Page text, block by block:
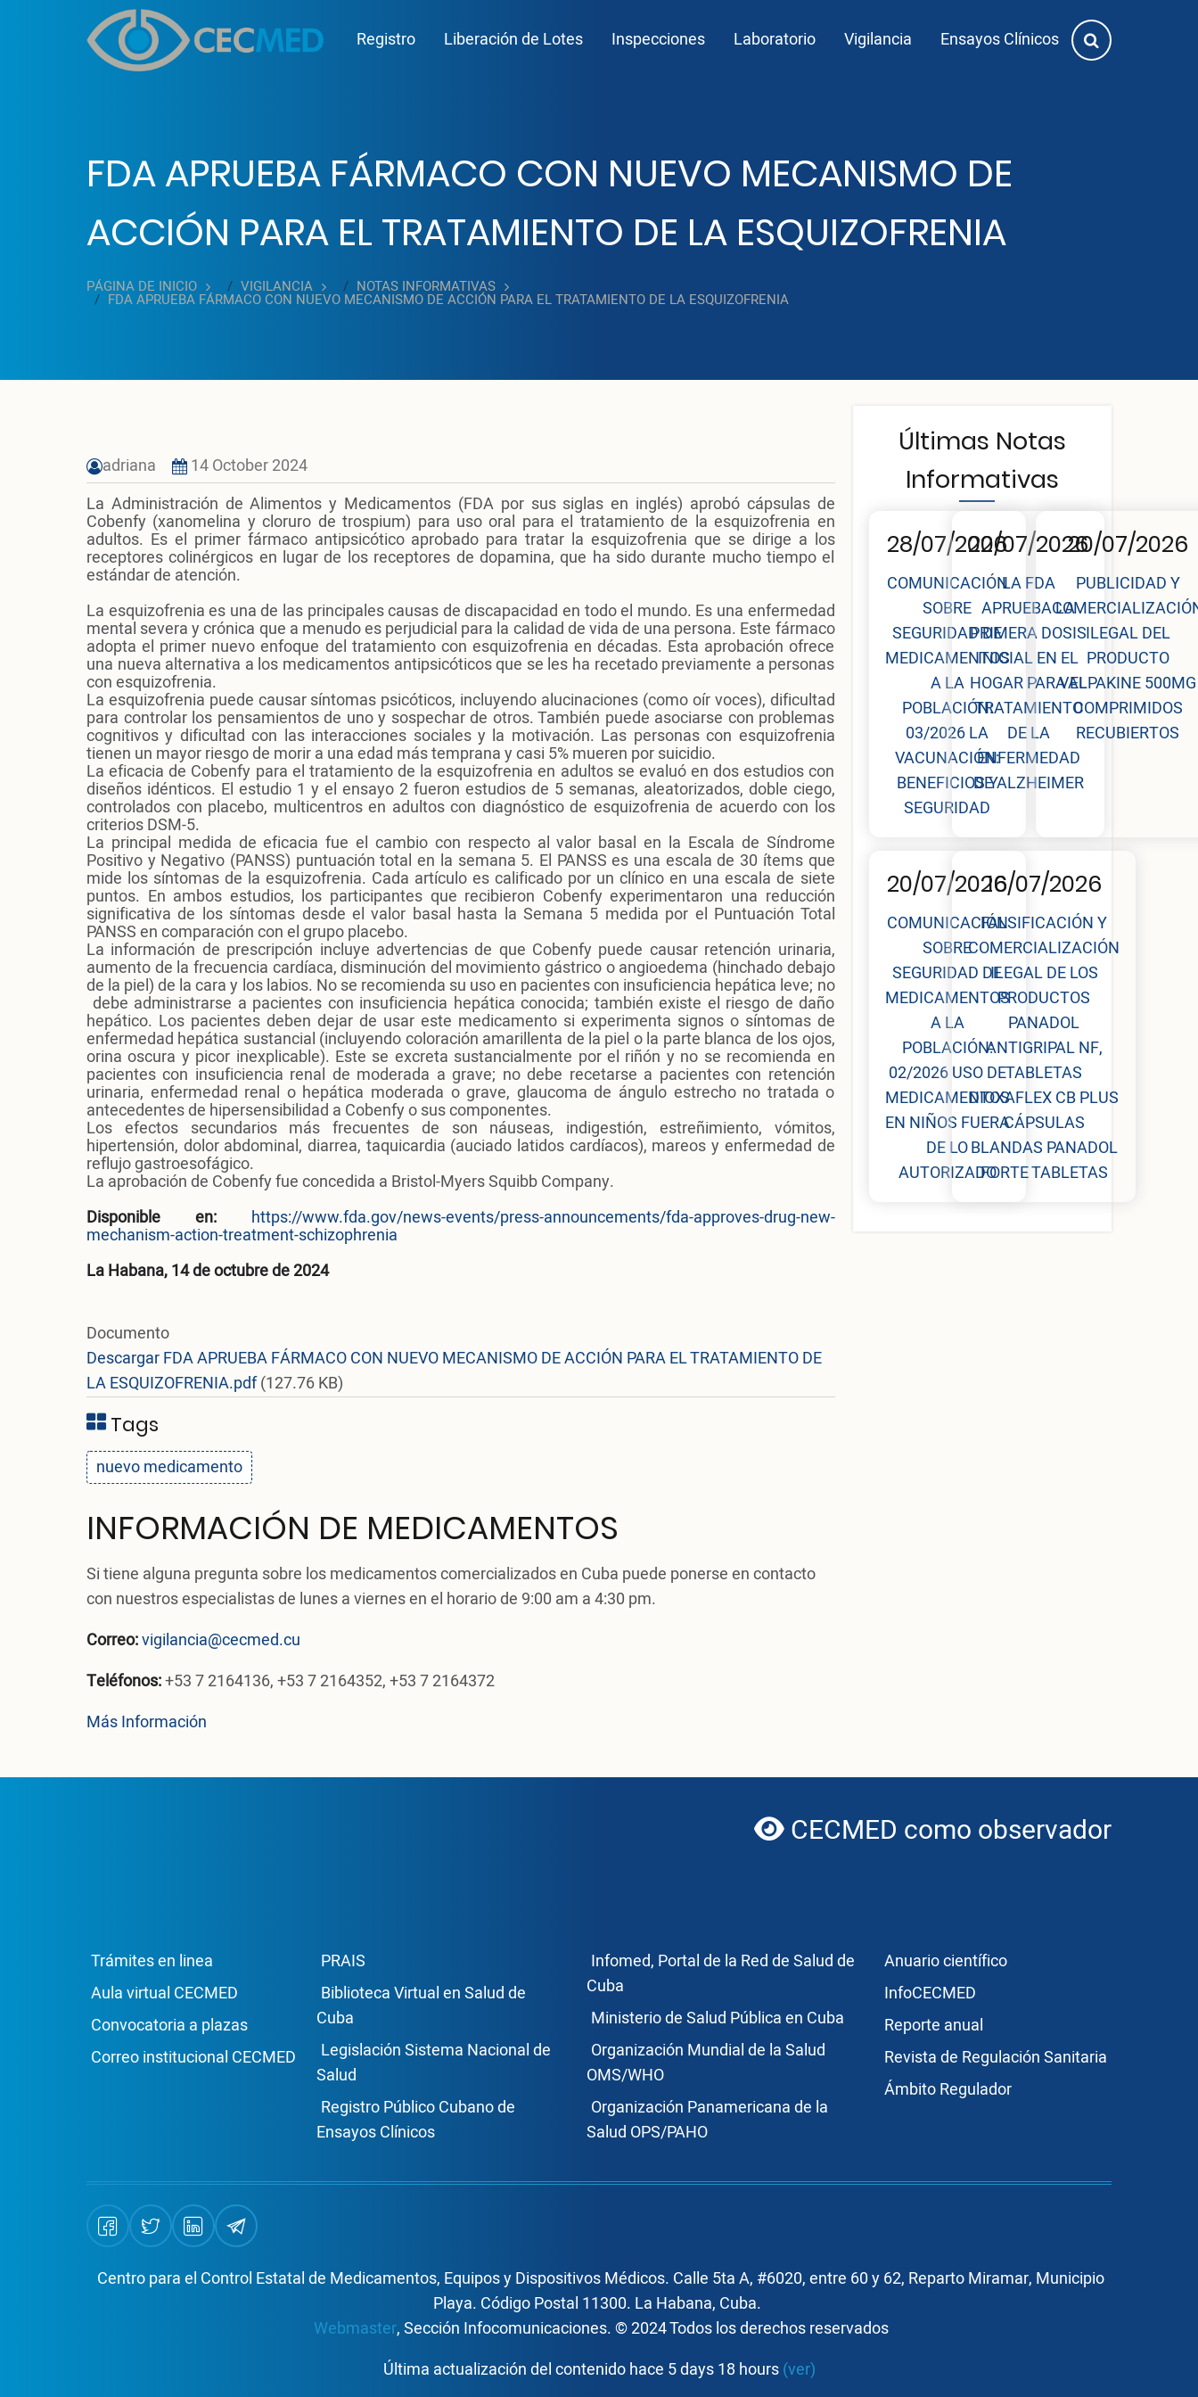
Pasar al contenido principal
Main navigation
Registro Liberación de Lotes Inspecciones Laboratorio Vigilancia Ensayos Clínicos
FDA APRUEBA FÁRMACO CON NUEVO MECANISMO DE
ACCIÓN PARA EL TRATAMIENTO DE LA ESQUIZOFRENIA
PÁGINA DE INICIO VIGILANCIA NOTAS INFORMATIVAS
FDA APRUEBA FÁRMACO CON NUEVO MECANISMO DE ACCIÓN PARA EL TRATAMIENTO DE LA ESQUIZOFRENIA
adriana
14 October 2024
La Administración de Alimentos y Medicamentos (FDA por sus siglas en inglés) aprobó cápsulas de
Cobenfy (xanomelina y cloruro de trospium) para uso oral para el tratamiento de la esquizofrenia en
adultos. Es el primer fármaco antipsicótico aprobado para tratar la esquizofrenia que se dirige a los
receptores colinérgicos en lugar de los receptores de dopamina, que ha sido durante mucho tiempo el
estándar de atención.
La esquizofrenia es una de las principales causas de discapacidad en todo el mundo. Es una enfermedad
mental severa y crónica que a menudo es perjudicial para la calidad de vida de una persona. Este fármaco
adopta el primer nuevo enfoque del tratamiento con esquizofrenia en décadas. Esta aprobación ofrece
una nueva alternativa a los medicamentos antipsicóticos que se les ha recetado previamente a personas
con esquizofrenia.
La esquizofrenia puede causar síntomas psicóticos, incluyendo alucinaciones (como oír voces), dificultad
para controlar los pensamientos de uno y sospechar de otros. También puede asociarse con problemas
cognitivos y dificultad con las interacciones sociales y la motivación. Las personas con esquizofrenia
tienen un mayor riesgo de morir a una edad más temprana y casi 5% mueren por suicidio.
La eficacia de Cobenfy para el tratamiento de la esquizofrenia en adultos se evaluó en dos estudios con
diseños idénticos. El estudio 1 y el ensayo 2 fueron estudios de 5 semanas, aleatorizados, doble ciego,
controlados con placebo, multicentros en adultos con diagnóstico de esquizofrenia de acuerdo con los
criterios DSM-5.
La principal medida de eficacia fue el cambio con respecto al valor basal en la Escala de Síndrome
Positivo y Negativo (PANSS) puntuación total en la semana 5. El PANSS es una escala de 30 ítems que
mide los síntomas de la esquizofrenia. Cada artículo es calificado por un clínico en una escala de siete
puntos. En ambos estudios, los participantes que recibieron Cobenfy experimentaron una reducción
significativa de los síntomas desde el valor basal hasta la Semana 5 medida por el Puntuación Total
PANSS en comparación con el grupo placebo.
La información de prescripción incluye advertencias de que Cobenfy puede causar retención urinaria,
aumento de la frecuencia cardíaca, disminución del movimiento gástrico o angioedema (hinchado debajo
de la piel) de la cara y los labios. No se recomienda su uso en pacientes con insuficiencia hepática leve; no
debe administrarse a pacientes con insuficiencia hepática conocida; también existe el riesgo de daño
hepático. Los pacientes deben dejar de usar este medicamento si experimenta signos o síntomas de
enfermedad hepática sustancial (incluyendo coloración amarillenta de la piel o la parte blanca de los ojos,
orina oscura y picor inexplicable). Este se excreta sustancialmente por el riñón y no se recomienda en
pacientes con insuficiencia renal de moderada a grave; no debe recetarse a pacientes con retención
urinaria, enfermedad renal o hepática moderada o grave, glaucoma de ángulo estrecho no tratada o
antecedentes de hipersensibilidad a Cobenfy o sus componentes.
Los efectos secundarios más frecuentes de son náuseas, indigestión, estreñimiento, vómitos,
hipertensión, dolor abdominal, diarrea, taquicardia (auciado latidos cardíacos), mareos y enfermedad de
reflujo gastroesofágico.
La aprobación de Cobenfy fue concedida a Bristol-Myers Squibb Company.
Disponible en:
https://www.fda.gov/news-events/press-announcements/fda-approves-drug-new-
mechanism-action-treatment-schizophrenia
La Habana, 14 de octubre de 2024
Documento
Descargar FDA APRUEBA FÁRMACO CON NUEVO MECANISMO DE ACCIÓN PARA EL TRATAMIENTO DE
LA ESQUIZOFRENIA.pdf(127.76 KB)
Tags
nuevo medicamento
INFORMACIÓN DE MEDICAMENTOS
Si tiene alguna pregunta sobre los medicamentos comercializados en Cuba puede ponerse en contacto
con nuestros especialistas de lunes a viernes en el horario de 9:00 am a 4:30 pm.
Correo:vigilancia@cecmed.cu
Teléfonos:+53 7 2164136, +53 7 2164352, +53 7 2164372
Más Información
Últimas Notas
Informativas
28/07/2026
COMUNICACIÓN
SOBRE
SEGURIDAD DE
MEDICAMENTOS
A LA
POBLACIÓN:
03/2026 LA
VACUNACIÓN:
BENEFICIOS Y
SEGURIDAD
20/07/2026
LA FDA
APRUEBA LA
PRIMERA DOSIS
INICIAL EN EL
HOGAR PARA EL
TRATAMIENTO
DE LA
ENFERMEDAD
DE ALZHEIMER
20/07/2026
PUBLICIDAD Y
ILEGAL DEL
PRODUCTO
VALPAKINE 500MG
COMPRIMIDOS
RECUBIERTOS
20/07/2026
COMUNICACIÓN
SOBRE
SEGURIDAD DE
MEDICAMENTOS
A LA
POBLACIÓN:
02/2026 USO DE
MEDICAMENTOS
EN NIÑOS FUERA
DE LO
AUTORIZADO
16/07/2026
FALSIFICACIÓN Y
COMERCIALIZACIÓN
ILEGAL DE LOS
PRODUCTOS
PANADOL
ANTIGRIPAL NF,
TABLETAS
DIOXAFLEX CB PLUS
CÁPSULAS
BLANDAS PANADOL
FORTE TABLETAS
globe
CECMED como observador de ICH
Enlace Footer1
Trámites en linea
Aula virtual CECMED
Convocatoria a plazas
Correo institucional CECMED
Enlace Footer2
PRAIS
Biblioteca Virtual en Salud de
Cuba
Legislación Sistema Nacional de
Salud
Registro Público Cubano de
Ensayos Clínicos
Enlace Footer3
Infomed, Portal de la Red de Salud de
Cuba
Ministerio de Salud Pública en Cuba
Organización Mundial de la Salud
OMS/WHO
Organización Panamericana de la
Salud OPS/PAHO
Publicaciones
Anuario científico
InfoCECMED
Reporte anual
Revista de Regulación Sanitaria
Ámbito Regulador
Centro para el Control Estatal de Medicamentos, Equipos y Dispositivos Médicos. Calle 5ta A, #6020, entre 60 y 62, Reparto Miramar, Municipio
Playa. Código Postal 11300. La Habana, Cuba.
Webmaster, Sección Infocomunicaciones. © 2024 Todos los derechos reservados
Última actualización del contenido hace 5 days 18 hours(ver)